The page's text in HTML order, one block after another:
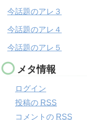
今話題のアレ３
今話題のアレ４
今話題のアレ５
メタ情報
ログイン
投稿の RSS
コメントの RSS